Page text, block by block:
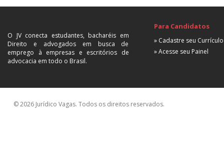
O JV conecta estudantes, bacharéis em
Direito e advogados em busca de
emprego à empresas e escritórios de
advocacia em todo o Brasil.
Para Candidatos
» Cadastre seu Currículo
» Acesse seu Painel
© 2026 Jurídico Vagas. Todos os direitos reservados.